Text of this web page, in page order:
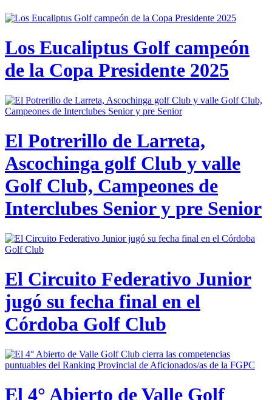
Los Eucaliptus Golf campeón
de la Copa Presidente 2025
El Potrerillo de Larreta,
Ascochinga golf Club y valle
Golf Club, Campeones de
Interclubes Senior y pre Senior
El Circuito Federativo Junior
jugó su fecha final en el
Córdoba Golf Club
El 4° Abierto de Valle Golf